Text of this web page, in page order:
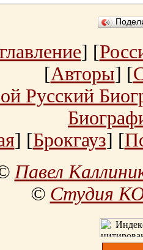
] [
[Авторы] [
Русский
] [Брокгауз] [
Павел
© Студия